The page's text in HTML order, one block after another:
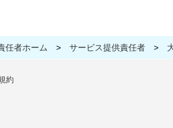
任者ホーム > サービス提供責任者 >
約